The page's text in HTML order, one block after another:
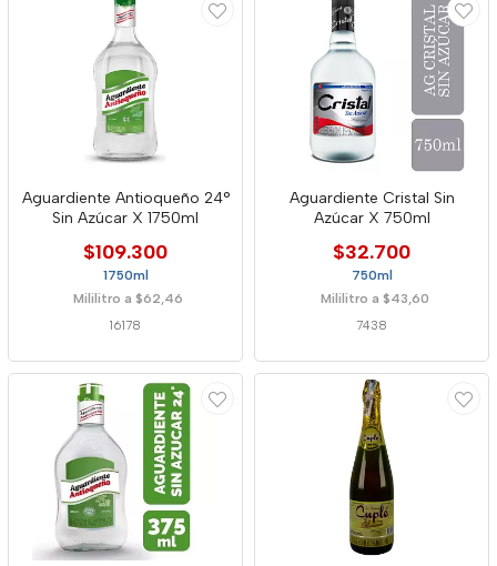
Aguardiente Antioqueño 24°
Sin Azúcar X 1750ml
$109.300
1750ml
Mililitro a $62,46
16178
Aguardiente Cristal Sin
Azúcar X 750ml
$32.700
750ml
Mililitro a $43,60
7438